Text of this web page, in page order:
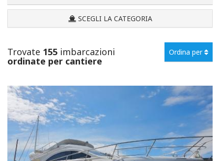
SCEGLI LA CATEGORIA
Trovate 155 imbarcazioni
ordinate per cantiere
Ordina per